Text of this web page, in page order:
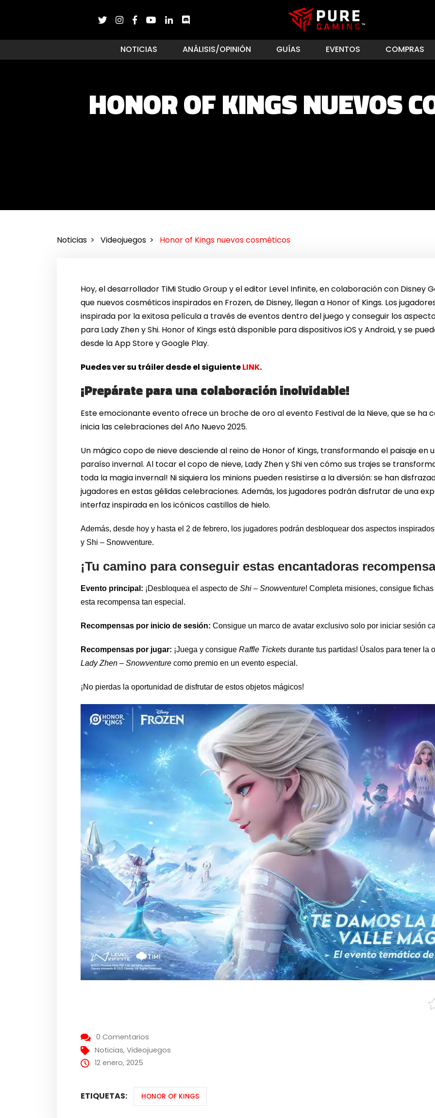
NOTICIAS ANÁLISIS/OPINIÓN GUÍAS EVENTOS COMPRAS
HONOR OF KINGS NUEVOS
Noticias Videojuegos Honor of Kings nuevos cosméticos
Hoy, el desarrollador TiMi Studio Group y el editor Level Infinite, en colaboración con Disney
que nuevos cosméticos inspirados en Frozen, de Disney, llegan a Honor of Kings. Los
inspirada por la exitosa película a través de eventos dentro del juego y conseguir los
para Lady Zhen y Shi. Honor of Kings está disponible para dispositivos iOS y Android, y se
desde la App Store y Google Play.
Puedes ver su tráiler desde el siguienteLINK.
¡Prepárate para una colaboración inolvidable!
Este emocionante evento ofrece un broche de oro al evento Festival de la Nieve, que se ha
inicia las celebraciones del Año Nuevo 2025.
Un mágico copo de nieve desciende al reino de Honor of Kings, transformando el paisaje
paraíso invernal. Al tocar el copo de nieve, Lady Zhen y Shi ven cómo sus trajes se
toda la magia invernal! Ni siquiera los minions pueden resistirse a la diversión: se han
jugadores en estas gélidas celebraciones. Además, los jugadores podrán disfrutar de una
interfaz inspirada en los icónicos castillos de hielo.
Además, desde hoy y hasta el 2 de febrero, los jugadores podrán desbloquear dos aspectos
y Shi – Snowventure.
¡Tu camino para conseguir estas encantadoras
Evento principal: ¡Desbloquea el aspecto deShi – Snowventure! Completa misiones, consigue
esta recompensa tan especial.
Recompensas por inicio de sesión:Consigue un marco de avatar exclusivo solo por iniciar sesión
Recompensas por jugar: ¡Juega y consigueRaffle Tickets durante tus partidas! Úsalos para tener la
Lady Zhen – Snowventure como premio en un evento especial.
¡No pierdas la oportunidad de disfrutar de estos objetos mágicos!
0 Comentarios
Noticias,Videojuegos
12 enero, 2025
ETIQUETAS: HONOR OF KINGS